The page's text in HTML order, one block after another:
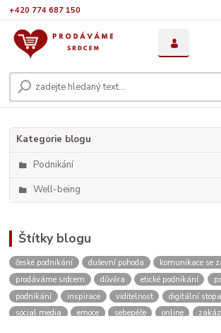
+420 774 687 150
Kategorie blogu
Podnikání
Well-being
Štítky blogu
české podnikání duševní pohoda komunikace se
prodáváme srdcem
důvěra etické podnikání
podnikání
inspirace viditelnost digitální stopa
social media
emoce sebepéče online